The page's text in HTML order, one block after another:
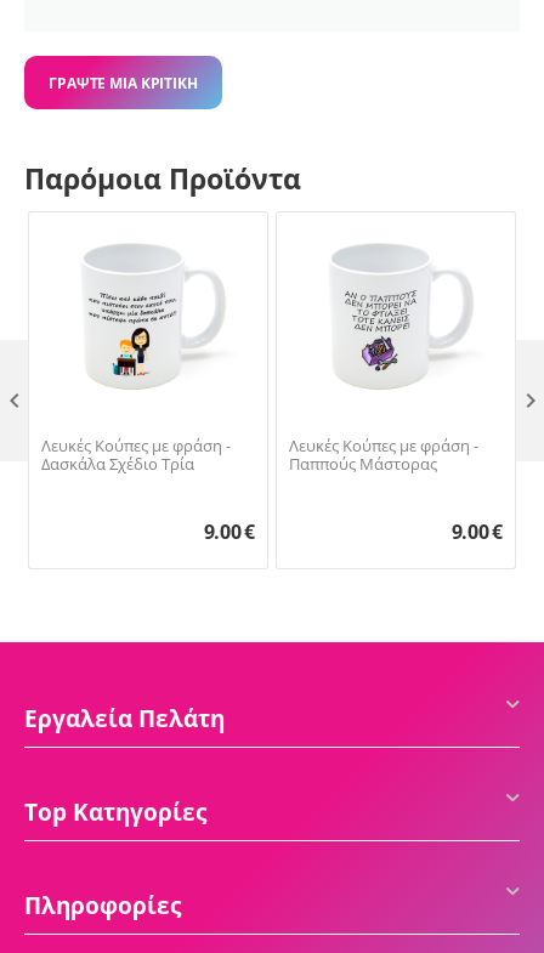
ΓΡΆΨΤΕ ΜΙΑ ΚΡΙΤΙΚΉ
Παρόμοια Προϊόντα
Λευκές Κούπες με φράση -
Δασκάλα Σχέδιο Τρία
9.00€
Λευκές Κούπες με φράση -
Παππούς Μάστορας
9.00€
 
Εργαλεία Πελάτη
Top Κατηγορίες
Πληροφορίες